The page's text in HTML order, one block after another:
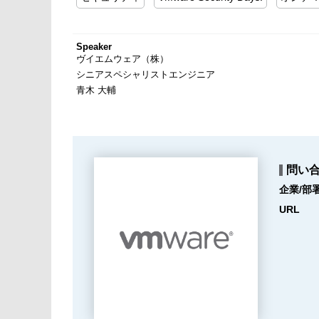
Speaker
ヴイエムウェア（株）
シニアスペシャリストエンジニア
青木 大輔
問い
企業/部
URL